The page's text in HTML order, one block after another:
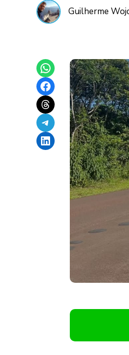
Guilherme
Share on WhatsApp
Share on Facebook
Share on Threads
Share on Telegram
Share on LinkedIn